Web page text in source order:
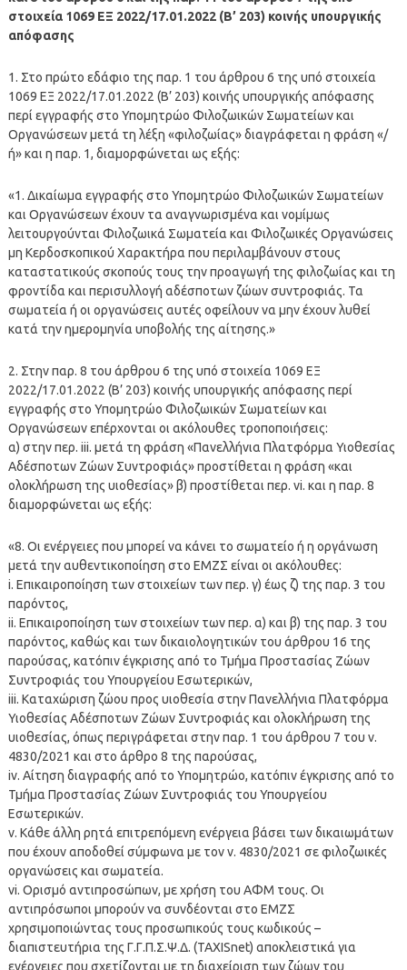
στοιχεία 1069 ΕΞ 2022/17.01.2022 (Β’ 203) κοινής υπουργικής
απόφασης
1. Στο πρώτο εδάφιο της παρ. 1 του άρθρου 6 της υπό στοιχεία
1069 ΕΞ 2022/17.01.2022 (Β’ 203) κοινής υπουργικής απόφασης
περί εγγραφής στο Υπομητρώο Φιλοζωικών Σωματείων και
Οργανώσεων μετά τη λέξη «φιλοζωίας» διαγράφεται η φράση «/
ή» και η παρ. 1, διαμορφώνεται ως εξής:
«1. Δικαίωμα εγγραφής στο Υπομητρώο Φιλοζωικών Σωματείων
και Οργανώσεων έχουν τα αναγνωρισμένα και νομίμως
λειτουργούνται Φιλοζωικά Σωματεία και Φιλοζωικές Οργανώσεις
μη Κερδοσκοπικού Χαρακτήρα που περιλαμβάνουν στους
καταστατικούς σκοπούς τους την προαγωγή της φιλοζωίας και τη
φροντίδα και περισυλλογή αδέσποτων ζώων συντροφιάς. Τα
σωματεία ή οι οργανώσεις αυτές οφείλουν να μην έχουν λυθεί
κατά την ημερομηνία υποβολής της αίτησης.»
2. Στην παρ. 8 του άρθρου 6 της υπό στοιχεία 1069 ΕΞ
2022/17.01.2022 (Β’ 203) κοινής υπουργικής απόφασης περί
εγγραφής στο Υπομητρώο Φιλοζωικών Σωματείων και
Οργανώσεων επέρχονται οι ακόλουθες τροποποιήσεις:
α) στην περ. iii. μετά τη φράση «Πανελλήνια Πλατφόρμα Υιοθεσίας
Αδέσποτων Ζώων Συντροφιάς» προστίθεται η φράση «και
ολοκλήρωση της υιοθεσίας» β) προστίθεται περ. vi. και η παρ. 8
διαμορφώνεται ως εξής:
«8. Οι ενέργειες που μπορεί να κάνει το σωματείο ή η οργάνωση
μετά την αυθεντικοποίηση στο ΕΜΖΣ είναι οι ακόλουθες:
i. Επικαιροποίηση των στοιχείων των περ. γ) έως ζ) της παρ. 3 του
παρόντος,
ii. Επικαιροποίηση των στοιχείων των περ. α) και β) της παρ. 3 του
παρόντος, καθώς και των δικαιολογητικών του άρθρου 16 της
παρούσας, κατόπιν έγκρισης από το Τμήμα Προστασίας Ζώων
Συντροφιάς του Υπουργείου Εσωτερικών,
iii. Καταχώριση ζώου προς υιοθεσία στην Πανελλήνια Πλατφόρμα
Υιοθεσίας Αδέσποτων Ζώων Συντροφιάς και ολοκλήρωση της
υιοθεσίας, όπως περιγράφεται στην παρ. 1 του άρθρου 7 του ν.
4830/2021 και στο άρθρο 8 της παρούσας,
iv. Αίτηση διαγραφής από το Υπομητρώο, κατόπιν έγκρισης από το
Τμήμα Προστασίας Ζώων Συντροφιάς του Υπουργείου
Εσωτερικών.
v. Κάθε άλλη ρητά επιτρεπόμενη ενέργεια βάσει των δικαιωμάτων
που έχουν αποδοθεί σύμφωνα με τον ν. 4830/2021 σε φιλοζωικές
οργανώσεις και σωματεία.
vi. Ορισμό αντιπροσώπων, με χρήση του ΑΦΜ τους. Οι
αντιπρόσωποι μπορούν να συνδέονται στο ΕΜΖΣ
χρησιμοποιώντας τους προσωπικούς τους κωδικούς –
διαπιστευτήρια της Γ.Γ.Π.Σ.Ψ.Δ. (TAXISnet) αποκλειστικά για
ενέργειες που σχετίζονται με τη διαχείριση των ζώων του